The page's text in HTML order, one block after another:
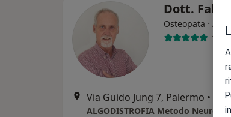
Dott.
Osteopata · Altro
113
Via Guido Jung 7, Palermo •
ALGODISTROFIA Metodo